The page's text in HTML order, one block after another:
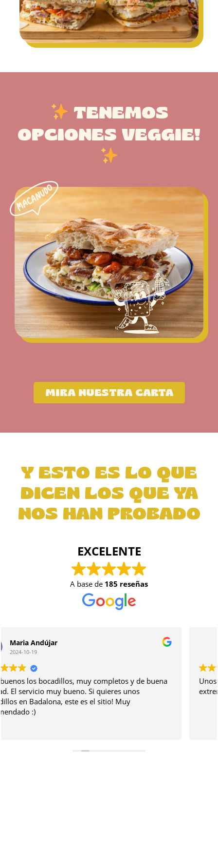
TENEMOS
OPCIONES VEGGIE!
MIRA NUESTRA CARTA
Y ESTO ES LO QUE
DICEN LOS QUE YA
NOS HAN PROBADO
EXCELENTE
A base de 185 reseñas
Pedro Della Bosca
Unos bocadillos gigantes , súper cargados y
extremadamente ricos!